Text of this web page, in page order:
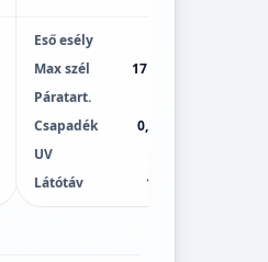
Eső esély
Max szél
17 km/h
Páratart.
Csapadék
0,0 mm
UV
Látótáv
10 km